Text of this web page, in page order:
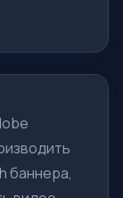
баннера,